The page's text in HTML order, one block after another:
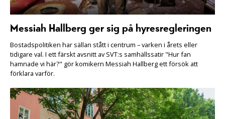
Messiah Hallberg ger sig på hyresregleringen
Bostadspolitiken har sällan stått i centrum – varken i årets eller
tidigare val. I ett färskt avsnitt av SVT:s samhällssatir "Hur fan
hamnade vi här?" gör komikern Messiah Hallberg ett försök att
förklara varför.